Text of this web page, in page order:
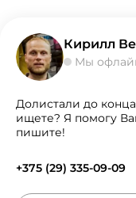
Кирилл
Мы
Долистали до
ищете? Я помогу
пишите!
+375 (29) 335-09-09